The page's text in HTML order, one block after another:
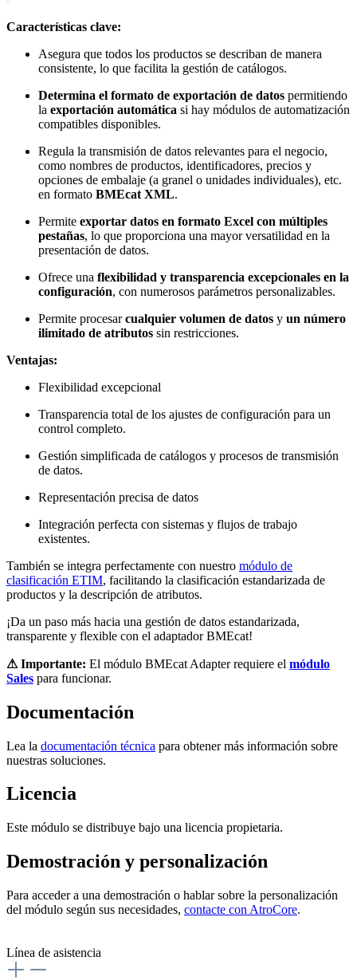
Características clave:
Asegura que todos los productos se describan de manera
consistente, lo que facilita la gestión de catálogos.
Determina el formato de exportación de datos permitiendo
la exportación automática si hay módulos de automatización
compatibles disponibles.
Regula la transmisión de datos relevantes para el negocio,
como nombres de productos, identificadores, precios y
opciones de embalaje (a granel o unidades individuales), etc.
en formato BMEcat XML.
Permite exportar datos en formato Excel con múltiples
pestañas, lo que proporciona una mayor versatilidad en la
presentación de datos.
Ofrece una flexibilidad y transparencia excepcionales en la
configuración, con numerosos parámetros personalizables.
Permite procesarcualquier volumen de datos y un número
ilimitado de atributos sin restricciones.
Ventajas:
Flexibilidad excepcional
Transparencia total de los ajustes de configuración para un
control completo.
Gestión simplificada de catálogos y procesos de transmisión
de datos.
Representación precisa de datos
Integración perfecta con sistemas y flujos de trabajo
existentes.
También se integra perfectamente con nuestro módulo de
clasificación ETIM, facilitando la clasificación estandarizada de
productos y la descripción de atributos.
¡Da un paso más hacia una gestión de datos estandarizada,
transparente y flexible con el adaptador BMEcat!
⚠ Importante: El módulo BMEcat Adapter requiere el módulo
Sales para funcionar.
Documentación
Lea la documentación técnica para obtener más información sobre
nuestras soluciones.
Licencia
Este módulo se distribuye bajo una licencia propietaria.
Demostración y personalización
Para acceder a una demostración o hablar sobre la personalización
del módulo según sus necesidades, contacte con AtroCore.
Línea de asistencia